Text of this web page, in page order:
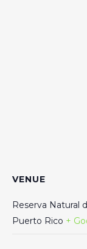
VENUE
Reserva Natural
Puerto Rico +